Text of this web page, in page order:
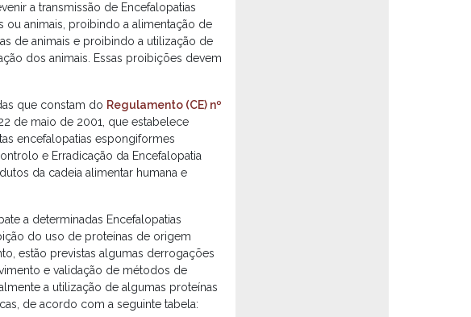
a transmissão de Encefalopatias
ou animais, proibindo a alimentação de
de animais e proibindo a utilização de
dos animais. Essas proibições devem
que constam do Regulamento (CE) nº
de maio de 2001, que estabelece
encefalopatias espongiformes
e Erradicação da Encefalopatia
da cadeia alimentar humana e
a determinadas Encefalopatias
do uso de proteínas de origem
estão previstas algumas derrogações
e validação de métodos de
a utilização de algumas proteínas
de acordo com a seguinte tabela: